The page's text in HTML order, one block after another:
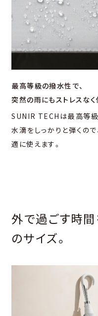
最高等級の撥水性で、
突然の雨にもストレスなく
SUNIR TECHは最高等
水滴をしっかりと弾くの
適に使えます。
外で過ごす時間
のサイズ。